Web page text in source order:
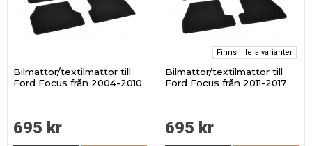
Bilmattor/textilmattor till
Ford Focus från 2004-2010
695 kr
Finns i flera varianter
Bilmattor/textilmattor till
Ford Focus från 2011-2017
695 kr